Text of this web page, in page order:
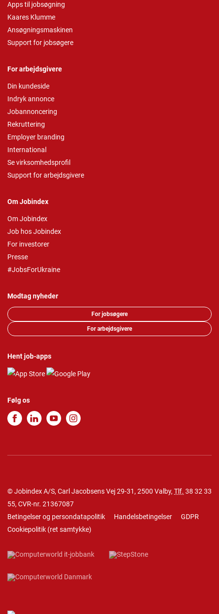
Apps til jobsøgning
Kaares Klumme
Ansøgningsmaskinen
Support for jobsøgere
For arbejdsgivere
Din kundeside
Indryk annonce
Jobannoncering
Rekruttering
Employer branding
International
Se virksomhedsprofil
Support for arbejdsgivere
Om Jobindex
Om Jobindex
Job hos Jobindex
For investorer
Presse
#JobsForUkraine
Modtag nyheder
For jobsøgere
For arbejdsgivere
Hent job-apps
Følg os
© Jobindex A/S, Carl Jacobsens Vej 29-31, 2500 Valby, Tlf. 38 32 33
55, CVR-nr. 21367087
Betingelser og persondatapolitik
Handelsbetingelser
GDPR
Cookiepolitik (ret samtykke)